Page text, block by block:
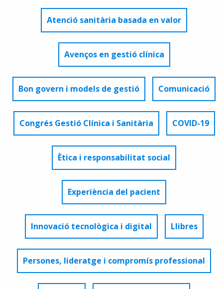
Atenció sanitària basada en valor
Avenços en gestió clínica
Bon govern i models de gestió Comunicació
Congrés Gestió Clínica i Sanitària COVID-19
Ètica i responsabilitat social
Experiència del pacient
Innovació tecnològica i digital Llibres
Persones, lideratge i compromís professional